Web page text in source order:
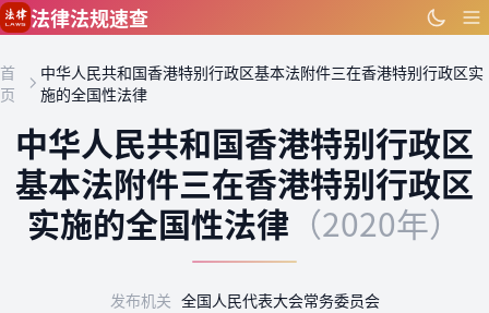
跳到主要内容
法律法规速查
首
页
中华人民共和国香港特别行政区基本法附件三在香港特别行政区实
施的全国性法律
中华人民共和国香港特别行政区
基本法附件三在香港特别行政区
实施的全国性法律 （2020年）
发布机关 全国人民代表大会常务委员会